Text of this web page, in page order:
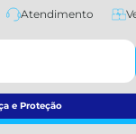
Atendimento
e Proteção